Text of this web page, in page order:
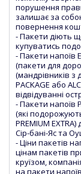
порушення
залишає за
повернення
- Пакети діють
купуватись
- Пакети напоїв
(пакети для
(мандрівників з
PACKAGE або
відвідуванні
- Пакети напоїв
(які
PREMIUM
Сір-бані-Яс та
- Ціни пакетів
цінам пакетів
круїзом,
на пакети